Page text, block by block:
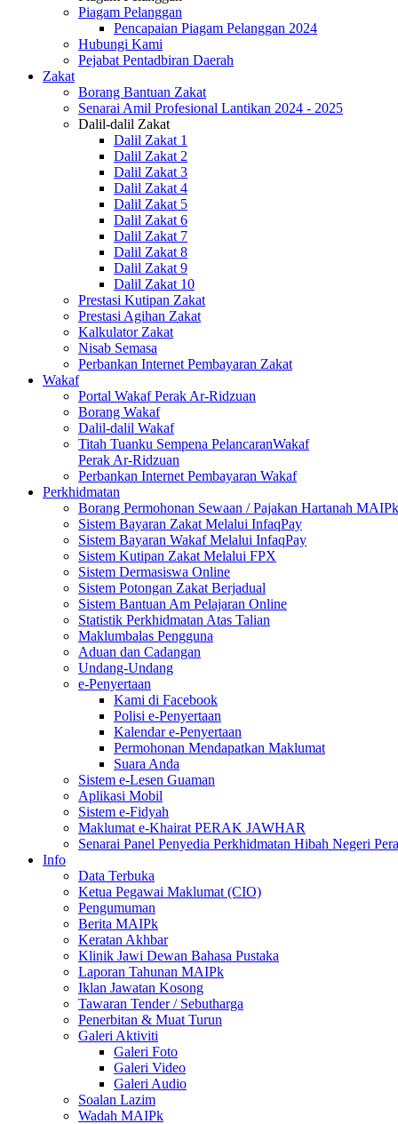
Piagam Pelanggan
Pencapaian Piagam Pelanggan 2024
Hubungi Kami
Pejabat Pentadbiran Daerah
Zakat
Borang Bantuan Zakat
Senarai Amil Profesional Lantikan 2024 - 2025
Dalil-dalil Zakat
Dalil Zakat 1
Dalil Zakat 2
Dalil Zakat 3
Dalil Zakat 4
Dalil Zakat 5
Dalil Zakat 6
Dalil Zakat 7
Dalil Zakat 8
Dalil Zakat 9
Dalil Zakat 10
Prestasi Kutipan Zakat
Prestasi Agihan Zakat
Kalkulator Zakat
Nisab Semasa
Perbankan Internet Pembayaran Zakat
Wakaf
Portal Wakaf Perak Ar-Ridzuan
Borang Wakaf
Dalil-dalil Wakaf
Titah Tuanku Sempena PelancaranWakaf
Perak Ar-Ridzuan
Perbankan Internet Pembayaran Wakaf
Perkhidmatan
Borang Permohonan Sewaan / Pajakan Hartanah MAIPk
Sistem Bayaran Zakat Melalui InfaqPay
Sistem Bayaran Wakaf Melalui InfaqPay
Sistem Kutipan Zakat Melalui FPX
Sistem Dermasiswa Online
Sistem Potongan Zakat Berjadual
Sistem Bantuan Am Pelajaran Online
Statistik Perkhidmatan Atas Talian
Maklumbalas Pengguna
Aduan dan Cadangan
Undang-Undang
e-Penyertaan
Kami di Facebook
Polisi e-Penyertaan
Kalendar e-Penyertaan
Permohonan Mendapatkan Maklumat
Suara Anda
Sistem e-Lesen Guaman
Aplikasi Mobil
Sistem e-Fidyah
Maklumat e-Khairat PERAK JAWHAR
Senarai Panel Penyedia Perkhidmatan Hibah Negeri
Info
Data Terbuka
Ketua Pegawai Maklumat (CIO)
Pengumuman
Berita MAIPk
Keratan Akhbar
Klinik Jawi Dewan Bahasa Pustaka
Laporan Tahunan MAIPk
Iklan Jawatan Kosong
Tawaran Tender / Sebutharga
Penerbitan & Muat Turun
Galeri Aktiviti
Galeri Foto
Galeri Video
Galeri Audio
Soalan Lazim
Wadah MAIPk